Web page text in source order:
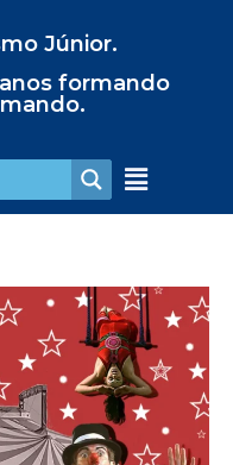
Júnior.
formando